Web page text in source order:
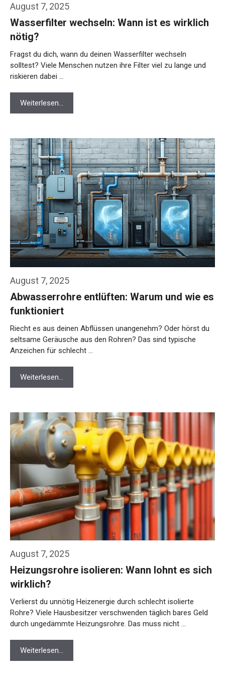
August 7, 2025
Wasserfilter wechseln: Wann ist es wirklich
nötig?
Fragst du dich, wann du deinen Wasserfilter wechseln
solltest? Viele Menschen nutzen ihre Filter viel zu lange und
riskieren dabei …
Weiterlesen…
August 7, 2025
Abwasserrohre entlüften: Warum und wie es
funktioniert
Riecht es aus deinen Abflüssen unangenehm? Oder hörst du
seltsame Geräusche aus den Rohren? Das sind typische
Anzeichen für schlecht …
Weiterlesen…
August 7, 2025
Heizungsrohre isolieren: Wann lohnt es sich
wirklich?
Verlierst du unnötig Heizenergie durch schlecht isolierte
Rohre? Viele Hausbesitzer verschwenden täglich bares Geld
durch ungedämmte Heizungsrohre. Das muss nicht …
Weiterlesen…